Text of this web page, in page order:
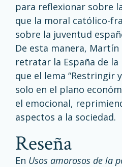
para reflexionar sobre
que la moral católico-
sobre la juventud
De esta manera, Martín
retratar la España de
que el lema “Restringir
solo en el plano
el emocional,
aspectos a la sociedad.
Reseña
En Usos amorosos de la